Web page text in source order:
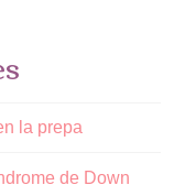
la prepa
de Down